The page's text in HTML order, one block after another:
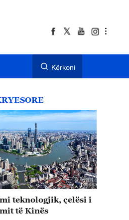
Kërkoni
teknologjik, çelësi i
të Kinës